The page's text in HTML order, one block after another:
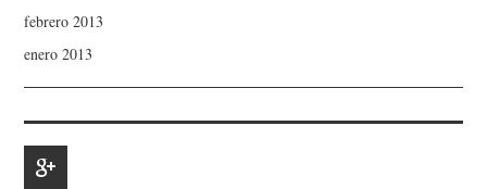
febrero 2013
enero 2013